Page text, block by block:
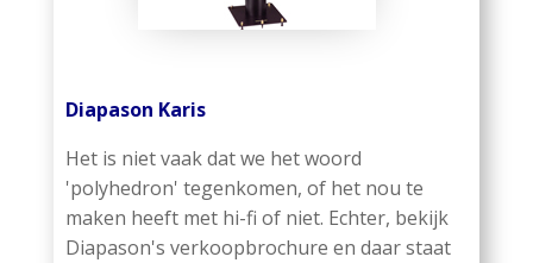
Diapason Karis
Het is niet vaak dat we het woord
'polyhedron' tegenkomen, of het nou te
maken heeft met hi-fi of niet. Echter, bekijk
Diapason's verkoopbrochure en daar staat